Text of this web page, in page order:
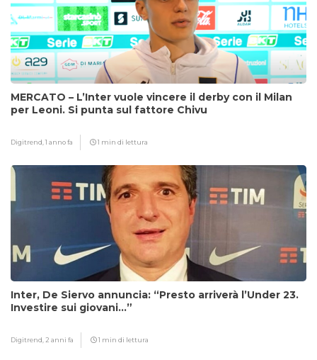
MERCATO – L’Inter vuole vincere il derby con il Milan
per Leoni. Si punta sul fattore Chivu
Digitrend,1 anno fa 1 min di lettura
Inter, De Siervo annuncia: “Presto arriverà l’Under 23.
Investire sui giovani…”
Digitrend, 2 anni fa 1 min di lettura